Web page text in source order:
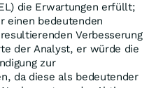
die Erwartungen erfüllt;
einen bedeutenden
Verbesserung
der Analyst, er würde die
zur
da diese als bedeutender